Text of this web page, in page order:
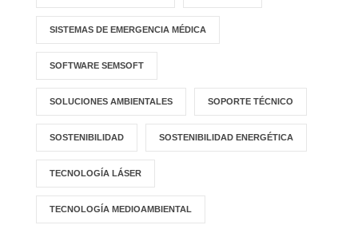
SISTEMAS DE EMERGENCIA MÉDICA
SOFTWARE SEMSOFT
SOLUCIONES AMBIENTALES SOPORTE TÉCNICO
SOSTENIBILIDAD SOSTENIBILIDAD ENERGÉTICA
TECNOLOGÍA LÁSER
TECNOLOGÍA MEDIOAMBIENTAL